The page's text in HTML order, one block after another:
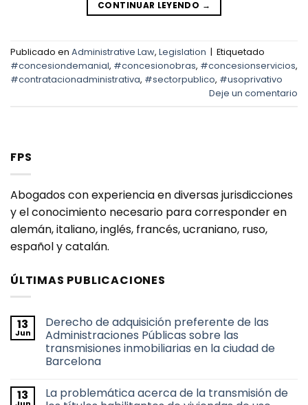
CONTINUAR LEYENDO →
Publicado en Administrative Law, Legislation | Etiquetado
#concesiondemanial, #concesionobras, #concesionservicios,
#contratacionadministrativa, #sectorpublico, #usoprivativo
Deje un comentario
FPS
Abogados con experiencia en diversas jurisdicciones
y el conocimiento necesario para corresponder en
alemán, italiano, inglés, francés, ucraniano, ruso,
español y catalán.
ÚLTIMAS PUBLICACIONES
13
Jun
Derecho de adquisición preferente de las
Administraciones Públicas sobre las
transmisiones inmobiliarias en la ciudad de
Barcelona
comentarios
en
13
La problemática acerca de la transmisión de